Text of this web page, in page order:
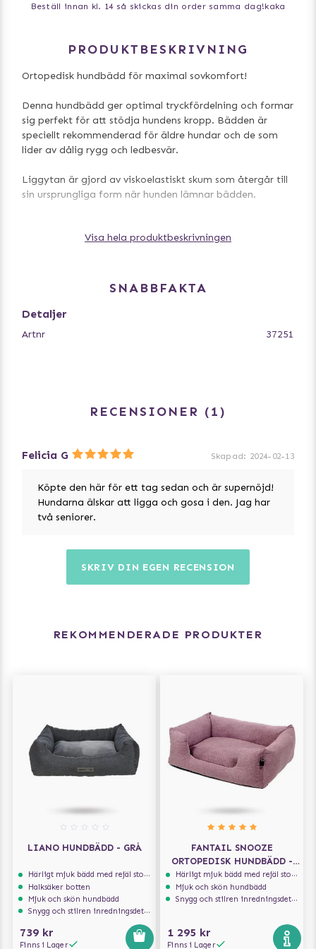
Beställ innan kl. 14 så skickas din order samma dag!kaka
PRODUKTBESKRIVNING
Ortopedisk hundbädd för maximal sovkomfort!
Denna hundbädd ger optimal tryckfördelning och formar
sig perfekt för att stödja hundens kropp. Bädden är
speciellt rekommenderad för äldre hundar och de som
lider av dålig rygg och ledbesvär.
Liggytan är gjord av viskoelastiskt skum som återgår till
sin ursprungliga form när hunden lämnar bädden.
• halkfri nylonbotten
maskin upp till 30 ° C
Storlekar:
Visa hela produktbeskrivningen
SNABBFAKTA
Detaljer
Artnr 37251
RECENSIONER 1
Felicia G Skapad: 2024-02-13
Köpte den här för ett tag sedan och är supernöjd!
Hundarna älskar att ligga och gosa i den. Jag har
två seniorer.
SKRIV DIN EGEN RECENSION
REKOMMENDERADE PRODUKTER
LIANO HUNDBÄDD - GRÅ
Härligt mjuk bädd med rejäl stoppning som håller formen
Halksäker botten
Mjuk och skön hundbädd
Snygg och stilren inredningsdetalj
739 kr
Finns i Lager
FANTAIL SNOOZE
ORTOPEDISK HUNDBÄDD -
ICONIC PINK
Härligt mjuk bädd med rejäl stoppning som håller formen
Mjuk och skön hundbädd
Snygg och stilren inredningsdetalj
1 295 kr
Finns i Lager